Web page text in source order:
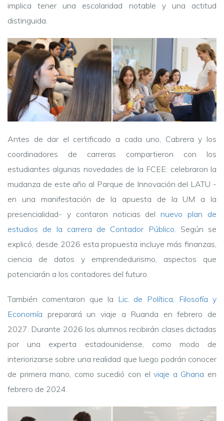
implica tener una escolaridad notable y una actitud
distinguida.
Antes de dar el certificado a cada uno, Cabrera y los
coordinadores de carreras compartieron con los
estudiantes algunas novedades de la FCEE: celebraron la
mudanza de este año al Parque de Innovación del LATU -
en una manifestación de la apuesta de la UM a la
presencialidad- y contaron noticias delnuevo plan de
estudios de la carrera de Contador Público. Según se
explicó, desde 2026 esta propuesta incluye más finanzas,
ciencia de datos y emprendedurismo, aspectos que
potenciarán a los contadores del futuro.
También comentaron que la Lic. de Política, Filosofía y
Economía preparará un viaje a Ruanda en febrero de
2027. Durante 2026 los alumnos recibirán clases dictadas
por una experta estadounidense, como modo de
interiorizarse sobre una realidad que luego podrán conocer
de primera mano, como sucedió con elviaje a Ghana en
febrero de 2024.